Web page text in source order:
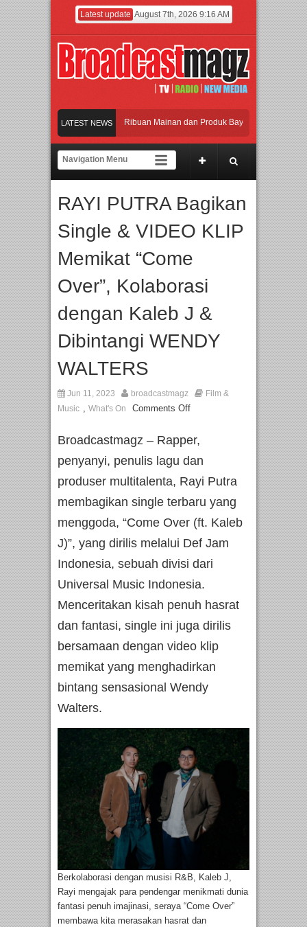
Latest update August 7th, 2026 9:16 AM
LATEST NEWS
Jakarta dengan Ribuan Mainan dan Produk Bayi dari Seluruh Dunia,
Gerbang Inovasi dan Peluang Bisnis Industri Gifts dan Housewares Asia
Perpaduan Warisan Dan Semangat Lokal, BIRKENSTOCK INDONESIA
Jakarta dengan Ribuan Mainan dan Produk Bayi dari Seluruh Dunia,
RAYI PUTRA Bagikan
Single & VIDEO KLIP
Memikat “Come
Over”, Kolaborasi
dengan Kaleb J &
Dibintangi WENDY
WALTERS
Jun 11, 2023 broadcastmagz
Film &
Music , What's On Comments Off
Broadcastmagz – Rapper,
penyanyi, penulis lagu dan
produser multitalenta, Rayi Putra
membagikan single terbaru yang
menggoda, “Come Over (ft. Kaleb
J)”, yang dirilis melalui Def Jam
Indonesia, sebuah divisi dari
Universal Music Indonesia.
Menceritakan kisah penuh hasrat
dan fantasi, single ini juga dirilis
bersamaan dengan video klip
memikat yang menghadirkan
bintang sensasional Wendy
Walters.
Berkolaborasi dengan musisi R&B, Kaleb J,
Rayi mengajak para pendengar menikmati dunia
fantasi penuh imajinasi, seraya “Come Over”
membawa kita merasakan hasrat dan